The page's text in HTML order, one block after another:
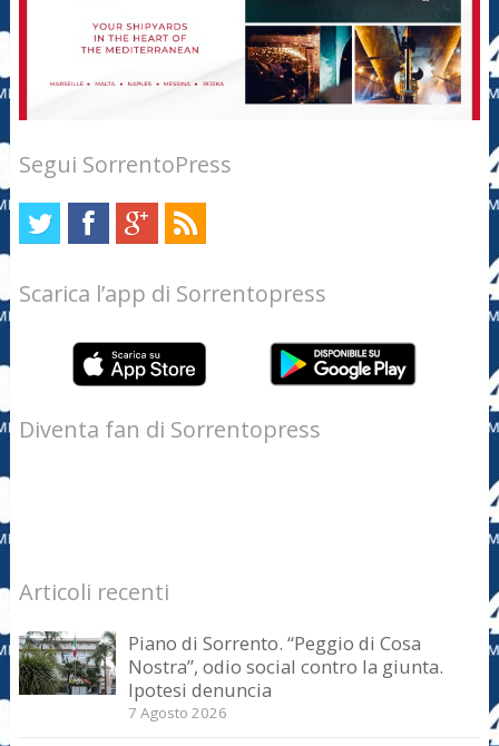
Segui SorrentoPress
Scarica l’app di Sorrentopress
Diventa fan di Sorrentopress
Articoli recenti
Piano di Sorrento. “Peggio di Cosa
Nostra”, odio social contro la giunta.
Ipotesi denuncia
7 Agosto 2026